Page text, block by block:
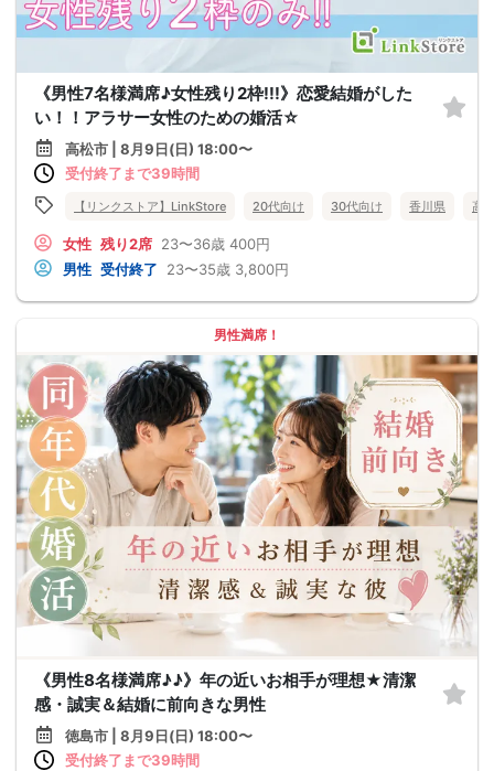
《男性7名様満席♪女性残り2枠!!!》恋愛結婚がした
い！！アラサー女性のための婚活☆
高松市 | 8月9日(日) 18:00〜
受付終了まで39時間
【リンクストア】LinkStore 20代向け 30代向け 香川県 高
女性 残り2席 23〜36歳 400円
男性 受付終了 23〜35歳 3,800円
男性満席！
《男性8名様満席♪♪》年の近いお相手が理想★清潔
感・誠実＆結婚に前向きな男性
徳島市 | 8月9日(日) 18:00〜
受付終了まで39時間